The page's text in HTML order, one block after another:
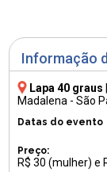
Informação
Lapa 40 graus
Madalena - São
Datas do evento
Preço:
R$ 30 (mulher) e